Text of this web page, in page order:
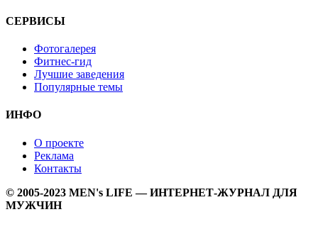
СЕРВИСЫ
Фотогалерея
Фитнес-гид
Лучшие заведения
Популярные темы
ИНФО
О проекте
Реклама
Контакты
© 2005-2023 MEN's LIFE — ИНТЕРНЕТ-ЖУРНАЛ ДЛЯ
МУЖЧИН